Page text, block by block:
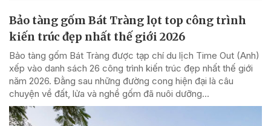
Bảo tàng gốm Bát Tràng lọt top công trình
kiến trúc đẹp nhất thế giới 2026
Bảo tàng gốm Bát Tràng được tạp chí du lịch Time Out (Anh)
xếp vào danh sách 26 công trình kiến trúc đẹp nhất thế giới
năm 2026. Đằng sau những đường cong hiện đại là câu
chuyện về đất, lửa và nghề gốm đã nuôi dưỡng...